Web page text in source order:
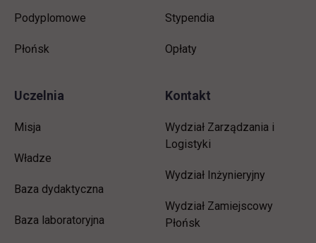
Podyplomowe
Płońsk
Stypendia
Opłaty
Uczelnia
Misja
Władze
Baza dydaktyczna
Baza laboratoryjna
Kontakt
Wydział Zarządzania i
Logistyki
Wydział Inżynieryjny
Wydział Zamiejscowy
Płońsk